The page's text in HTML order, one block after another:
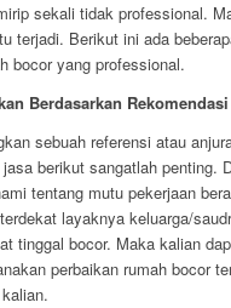
sekali tidak professional.
terjadi. Berikut ini ada
bocor yang professional.
Berdasarkan Rekomendasi
sebuah referensi atau
berikut sangatlah penting.
tentang mutu pekerjaan
layaknya keluarga/
tinggal bocor. Maka kalian
perbaikan rumah bocor